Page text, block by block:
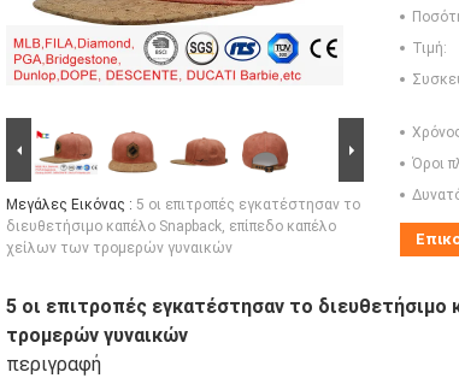
Μεγάλες Εικόνας : 5 οι επιτροπές εγκατέστησαν το
διευθετήσιμο καπέλο Snapback, επίπεδο καπέλο
χείλων των τρομερών γυναικών
Τιμή:
Όροι
5 οι επιτροπές εγκατέστησαν το
τρομερών γυναικών
περιγραφή